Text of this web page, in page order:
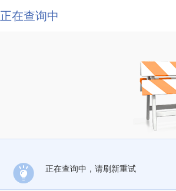
正在查询中
正在查询中，请刷新重试